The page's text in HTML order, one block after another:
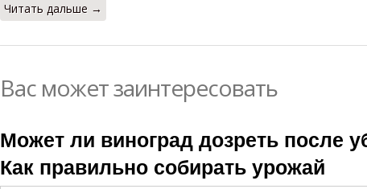
Читать дальше →
Вас может заинтересовать
Может ли виноград дозреть после
Как правильно собирать урожай